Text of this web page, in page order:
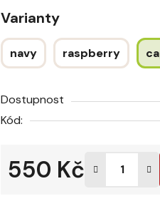
0,0
z
5
Varianty
navy raspberry
Dostupnost
Kód:
550 Kč